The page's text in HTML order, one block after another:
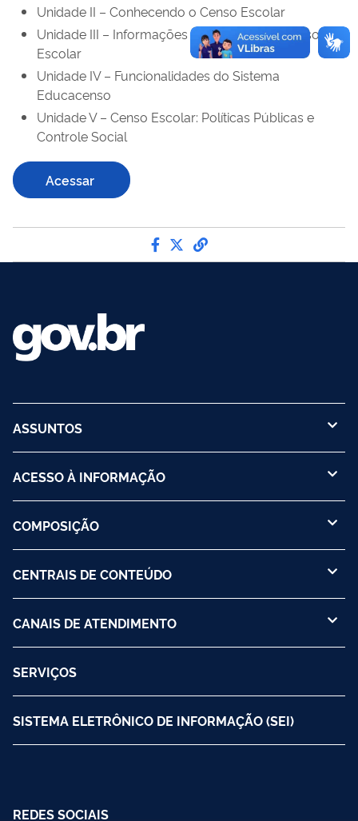
Unidade II – Conhecendo o Censo Escolar
Unidade III – Informações coletadas pelo Censo
Escolar
Unidade IV – Funcionalidades do Sistema
Educacenso
Unidade V – Censo Escolar: Políticas Públicas e
Controle Social
Acessar
Compartilhe por Facebook
Compartilhe por Twitter
link para Copiar para
ASSUNTOS
ACESSO À INFORMAÇÃO
COMPOSIÇÃO
CENTRAIS DE CONTEÚDO
CANAIS DE ATENDIMENTO
SERVIÇOS
SISTEMA ELETRÔNICO DE INFORMAÇÃO (SEI)
REDES SOCIAIS